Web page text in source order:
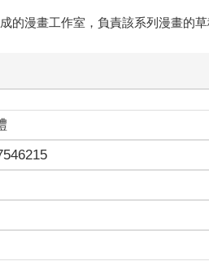
的漫畫工作室，負責該系列漫畫的